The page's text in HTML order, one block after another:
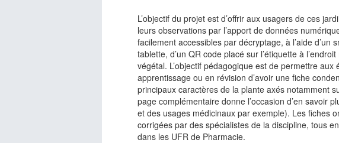
L’objectif du projet est d’offrir aux usagers de ces
leurs observations par l’apport de données
facilement accessibles par décryptage, à l’aide d’un
tablette, d’un QR code placé sur l’étiquette à
végétal. L’objectif pédagogique est de permettre aux
apprentissage ou en révision d’avoir une fiche
principaux caractères de la plante axés notamment
page complémentaire donne l’occasion d’en savoir
et des usages médicinaux par exemple). Les fiches
corrigées par des spécialistes de la discipline, tous
dans les UFR de Pharmacie.